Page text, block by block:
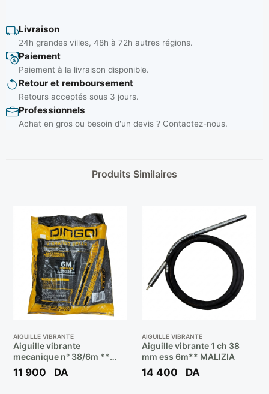
Livraison
24h grandes villes, 48h à 72h autres régions.
Paiement
Paiement à la livraison disponible.
Retour et remboursement
Retours acceptés sous 3 jours.
Professionnels
Achat en gros ou besoin d'un devis ? Contactez-nous.
Produits Similaires
AIGUILLE VIBRANTE
Aiguille vibrante
mecanique n° 38/6m **
DINGQI
11 900 DA
AIGUILLE VIBRANTE
Aiguille vibrante 1 ch 38
mm ess 6m** MALIZIA
14 400 DA